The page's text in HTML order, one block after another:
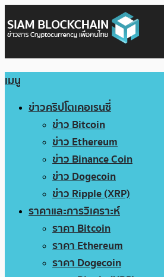
เมนู
ข่าวคริปโตเคอเรนซี่
ข่าว Bitcoin
ข่าว Ethereum
ข่าว Binance Coin
ข่าว Dogecoin
ข่าว Ripple (XRP)
ราคาและการวิเคราะห์
ราคา Bitcoin
ราคา Ethereum
ราคา Dogecoin